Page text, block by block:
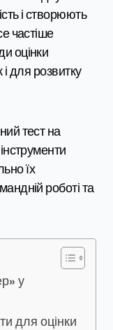
і створюють
частіше
оцінки
для розвитку
тест на
їх
роботі та
у
для оцінки